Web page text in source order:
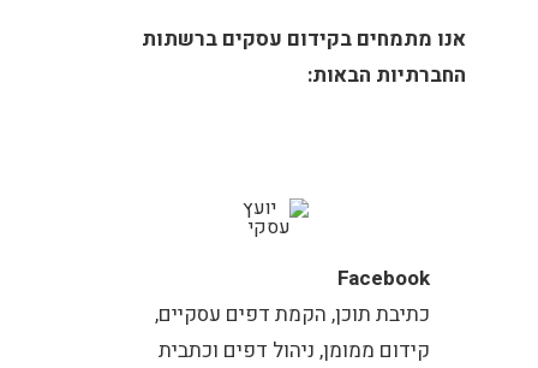
אנו מתמחים בקידום עסקים ברשתות
החברתיות הבאות:
Facebook
כתיבת תוכן, הקמת דפים עסקיים,
קידום ממומן, ניהול דפים וכתבית